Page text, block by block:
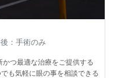
：手術のみ
つ最適な治療をご提供する
も気軽に眼の事を相談できる